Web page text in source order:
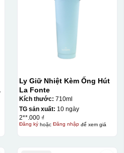
Ly Giữ Nhiệt Kèm Ống Hút
La Fonte
Kích thước: 710ml
TG sản xuất: 10 ngày
2**.000 ₫
Đăng kýhoặc Đăng nhậpđể xem giá